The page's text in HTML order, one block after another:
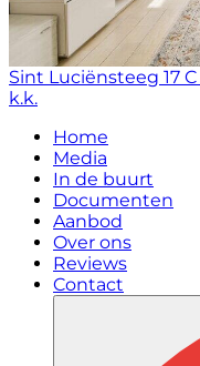
Sint Luciënsteeg 17 C
k.k.
Home
Media
In de buurt
Documenten
Aanbod
Over ons
Reviews
Contact